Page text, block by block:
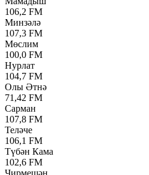
106,2 FM
Минзәлә
107,3 FM
Мөслим
100,0 FM
Нурлат
104,7 FM
Олы Әтнә
71,42 FM
Сарман
107,8 FM
Теләче
106,1 FM
Түбән Кама
102,6 FM
Чирмешән